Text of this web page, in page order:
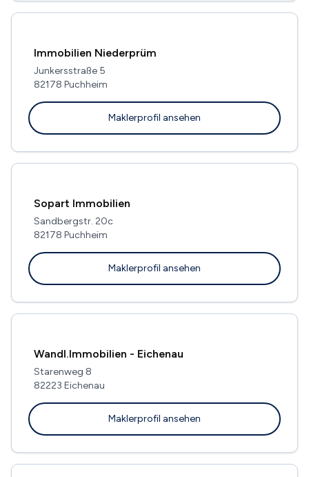
Immobilien Niederprüm
Junkersstraße 5
82178 Puchheim
Maklerprofil ansehen
Sopart Immobilien
Sandbergstr. 20c
82178 Puchheim
Maklerprofil ansehen
Wandl.Immobilien - Eichenau
Starenweg 8
82223 Eichenau
Maklerprofil ansehen